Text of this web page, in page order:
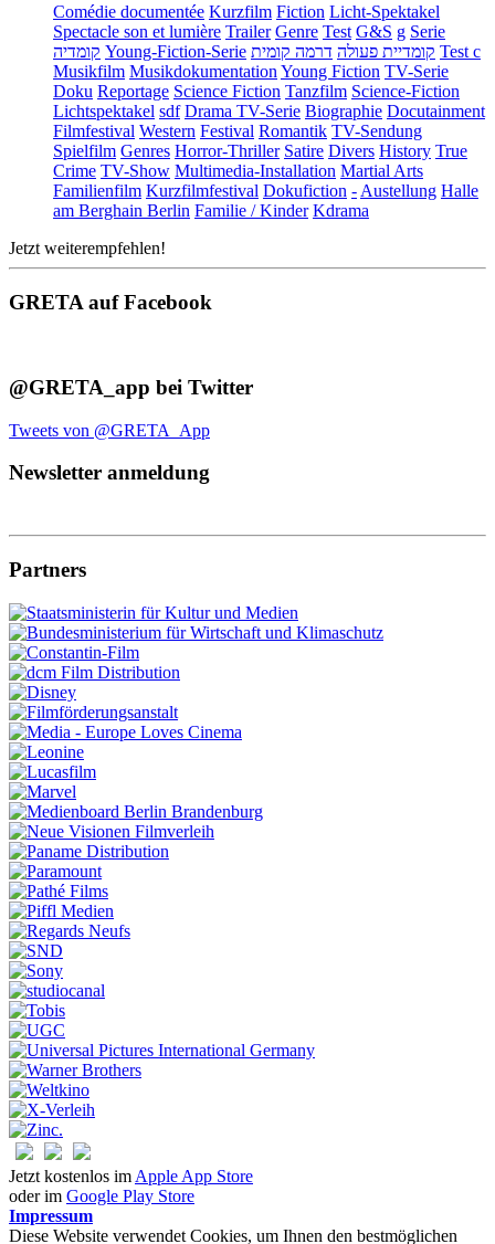
Comédie documentée Kurzfilm Fiction Licht-Spektakel
Spectacle son et lumière Trailer Genre Test G&S g Serie
קומדיה Young-Fiction-Serie קומדיית פעולה דרמה קומית
Test c
Musikfilm Musikdokumentation Young Fiction TV-Serie
Doku Reportage Science Fiction Tanzfilm Science-Fiction
Lichtspektakel sdf Drama TV-Serie Biographie Docutainment
Filmfestival Western Festival Romantik TV-Sendung
Spielfilm Genres Horror-Thriller Satire Divers History True
Crime TV-Show Multimedia-Installation Martial Arts
Familienfilm Kurzfilmfestival Dokufiction - Austellung Halle
am Berghain Berlin Familie / Kinder Kdrama
Jetzt weiterempfehlen!
GRETA auf Facebook
@GRETA_app bei Twitter
Tweets von @GRETA_App
Newsletter anmeldung
Partners
Jetzt kostenlos im Apple App Store
oder im Google Play Store
Impressum
Diese Website verwendet Cookies, um Ihnen den bestmöglichen